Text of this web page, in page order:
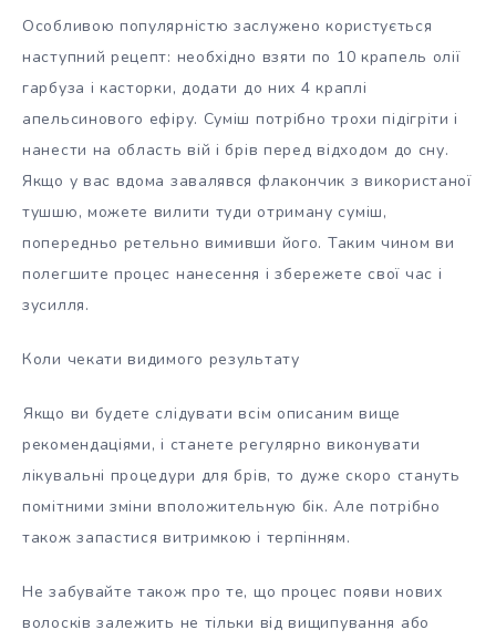
Особливою популярністю заслужено користується
наступний рецепт: необхідно взяти по 10 крапель олії
гарбуза і касторки, додати до них 4 краплі
апельсинового ефіру. Суміш потрібно трохи підігріти і
нанести на область вій і брів перед відходом до сну.
Якщо у вас вдома завалявся флакончик з використаної
тушшю, можете вилити туди отриману суміш,
попередньо ретельно вимивши його. Таким чином ви
полегшите процес нанесення і збережете свої час і
зусилля.
Коли чекати видимого результату
Якщо ви будете слідувати всім описаним вище
рекомендаціями, і станете регулярно виконувати
лікувальні процедури для брів, то дуже скоро стануть
помітними зміни вположительную бік. Але потрібно
також запастися витримкою і терпінням.
Не забувайте також про те, що процес появи нових
волосків залежить не тільки від вищипування або